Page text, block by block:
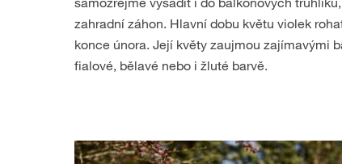
zahradní záhon. Hlavní dobu květu violek
konce února. Její květy zaujmou zajímavými
fialové, bělavé nebo i žluté barvě.